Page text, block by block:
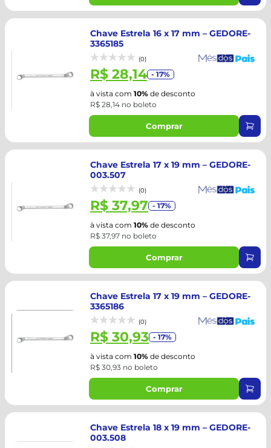
Chave Estrela 16 x 17 mm – GEDORE-
3365185
(0)
R$ 28,14 - 17%
à vista com 10% de desconto
R$ 28,14 no boleto
Comprar
Chave Estrela 17 x 19 mm – GEDORE-
003.507
(0)
R$ 37,97 - 17%
à vista com 10% de desconto
R$ 37,97 no boleto
Comprar
Chave Estrela 17 x 19 mm – GEDORE-
3365186
(0)
R$ 30,93 - 17%
à vista com 10% de desconto
R$ 30,93 no boleto
Comprar
Chave Estrela 18 x 19 mm – GEDORE-
003.508